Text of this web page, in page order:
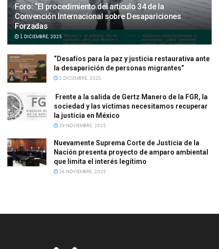
Foro: “El procedimiento del artículo 34 de la
Convención Internacional sobre Desapariciones
Forzadas
1 DICIEMBRE, 2025
“Desafíos para la paz y justicia restaurativa ante
la desaparición de personas migrantes”
1 DICIEMBRE, 2025
Frente a la salida de Gertz Manero de la FGR, la
sociedad y las víctimas necesitamos recuperar
la justicia en México
29 NOVIEMBRE, 2025
Nuevamente Suprema Corte de Justicia de la
Nación presenta proyecto de amparo ambiental
que limita el interés legítimo
26 NOVIEMBRE, 2025